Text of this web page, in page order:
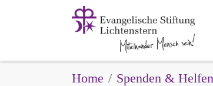
Sie sind hier:
Home Spenden & Helfen